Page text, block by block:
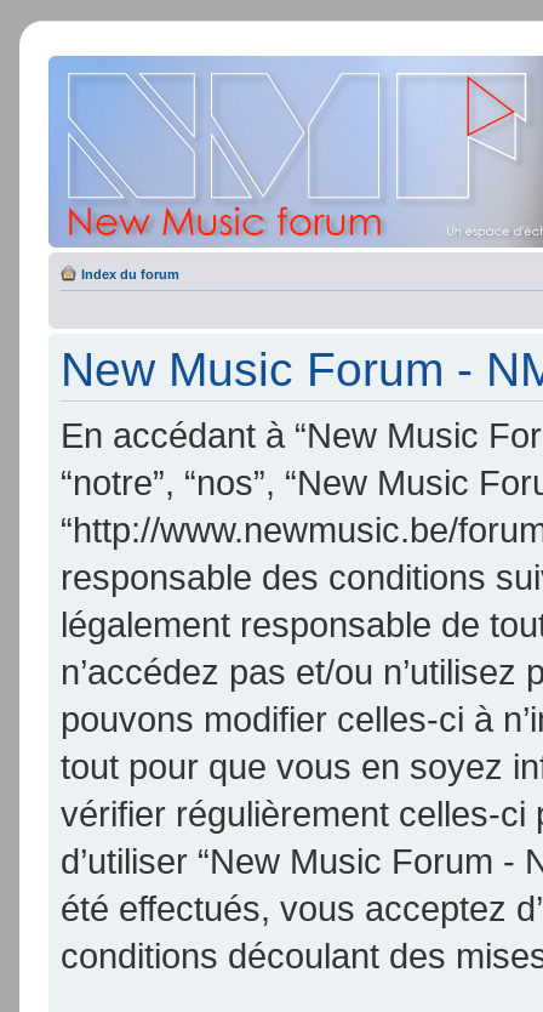
Index du forum
New Music Forum -
En accédant à “New Music
“notre”, “nos”, “New Music
“http://www.newmusic.be/
responsable des conditions
légalement responsable de
n’accédez pas et/ou
pouvons modifier celles-ci à
tout pour que vous en soyez
vérifier régulièrement celles-
d’utiliser “New Music Forum -
été effectués, vous acceptez
conditions découlant des